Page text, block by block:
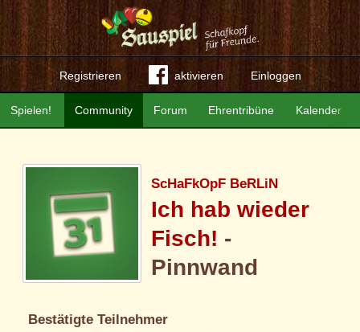
Registrieren aktivieren Einloggen
Community Forum Ehrentribüne Kalender
Spielen!
ScHaFkOpF BeRLiN
Ich hab wieder
Fisch! -
Pinnwand
Bestätigte Teilnehmer